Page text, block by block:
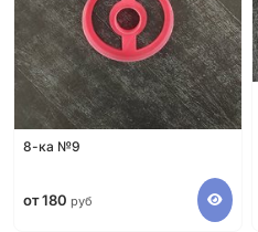
8-ка №9
от 180 руб